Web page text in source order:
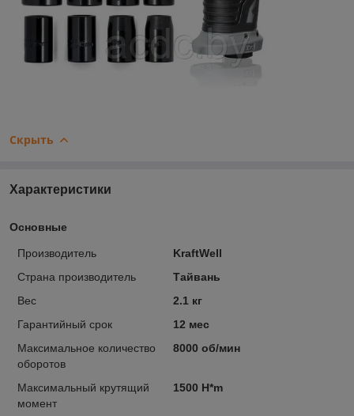
Скрыть
Характеристики
Основные
Производитель
KraftWell
Страна производитель
Тайвань
Вес
2.1 кг
Гарантийный срок
12 мес
Максимальное количество
оборотов
8000 об/мин
Максимальный крутящий
момент
1500 H*m